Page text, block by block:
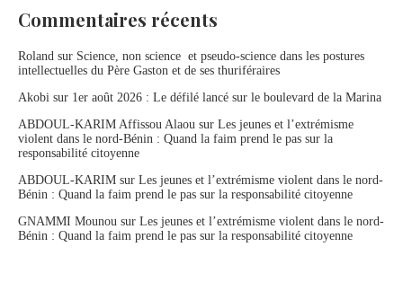
Commentaires récents
Roland sur Science, non science et pseudo-science dans les postures
intellectuelles du Père Gaston et de ses thuriféraires
Akobi sur 1er août 2026 : Le défilé lancé sur le boulevard de la Marina
ABDOUL-KARIM Affissou Alaou sur Les jeunes et l’extrémisme
violent dans le nord-Bénin : Quand la faim prend le pas sur la
responsabilité citoyenne
ABDOUL-KARIM sur Les jeunes et l’extrémisme violent dans le nord-
Bénin : Quand la faim prend le pas sur la responsabilité citoyenne
GNAMMI Mounou sur Les jeunes et l’extrémisme violent dans le nord-
Bénin : Quand la faim prend le pas sur la responsabilité citoyenne